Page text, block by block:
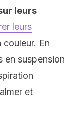
leurs
leurs
En
en suspension
et